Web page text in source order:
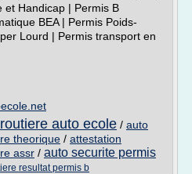
et Handicap | Permis B
BEA | Permis Poids-
Lourd | Permis transport en
auto ecole / auto
theorique / attestation
assr / auto securite permis
resultat permis b